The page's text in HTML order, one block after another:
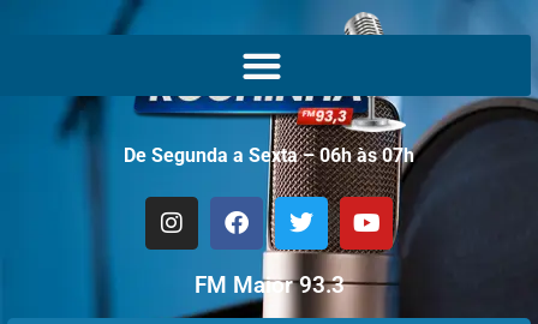
De Segunda a Sexta – 06h às 07h
FM Maior 93.3